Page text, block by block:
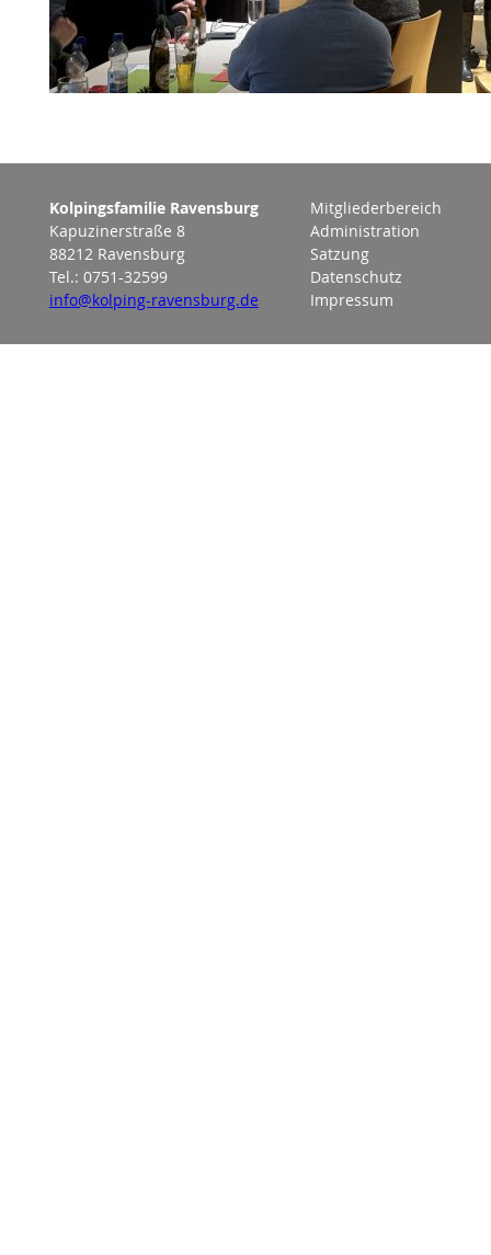
Kolpingsfamilie Ravensburg
Kapuzinerstraße 8
88212 Ravensburg
Tel.: 0751-32599
info@kolping-ravensburg.de
Mitgliederbereich
Administration
Satzung
Datenschutz
Impressum